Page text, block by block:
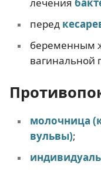
перед
беременным
вагинальной
молочница
вульвы);